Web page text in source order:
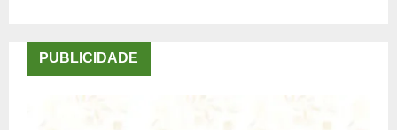
PUBLICIDADE